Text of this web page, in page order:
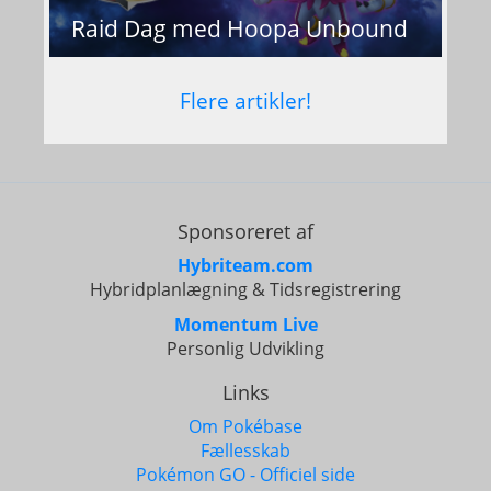
Angreb: Wing Attack/
Heat Wave
Metagross Shadow
Steel
/
Meteor Mash
Raid Dag med Hoopa Unbound
Flere artikler!
Sponsoreret af
Hybriteam.com
Hybridplanlægning & Tidsregistrering
Momentum Live
Personlig Udvikling
Links
Om Pokébase
Fællesskab
Pokémon GO - Officiel side